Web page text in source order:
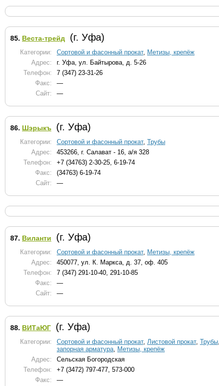
85. Веста-трейд (г. Уфа)
Категории: Сортовой и фасонный прокат, Метизы, крепёж
Адрес:
г. Уфа, ул. Байтырова, д. 5-26
Телефон:
7 (347) 23-31-26
Факс:
—
Сайт:
—
86. Шэрыкъ (г. Уфа)
Категории: Сортовой и фасонный прокат, Трубы
Адрес:
453266, г. Салават - 16, а/я 328
Телефон:
+7 (34763) 2-30-25, 6-19-74
Факс:
(34763) 6-19-74
Сайт:
—
87. Виланти (г. Уфа)
Категории: Сортовой и фасонный прокат, Метизы, крепёж
Адрес:
450077, ул. К. Маркса, д. 37, оф. 405
Телефон:
7 (347) 291-10-40, 291-10-85
Факс:
—
Сайт:
—
88. ВИТаЮГ (г. Уфа)
Категории: Сортовой и фасонный прокат, Листовой прокат, Трубы
запорная арматура, Метизы, крепёж
Адрес:
Сельская Богородская
Телефон:
+7 (3472) 797-477, 573-000
Факс:
—